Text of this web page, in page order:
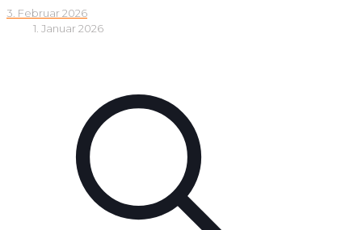
3. Februar 2026
1. Januar 2026